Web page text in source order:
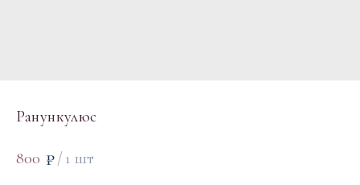
Ранункулюс
800 ₽/ 1 шт